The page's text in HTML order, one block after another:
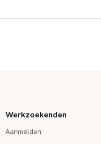
Werkzoekenden
Aanmelden